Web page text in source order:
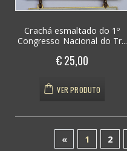
Crachá esmaltado do 1º
Congresso Nacional do Tr...
€ 25,00
VER PRODUTO
« 1(atual)
2